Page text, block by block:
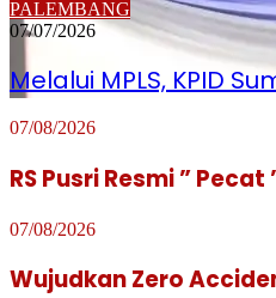
PALEMBANG
07/07/2026
Melalui MPLS, KPID
07/08/2026
RS Pusri Resmi ”
07/08/2026
Wujudkan Zero